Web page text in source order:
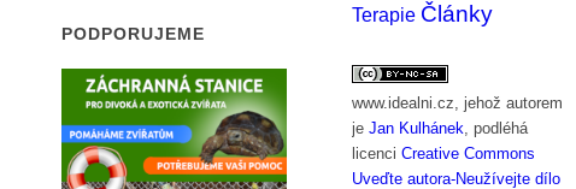
PODPORUJEME
Terapie Články
www.idealni.cz, jehož autorem
jeJan Kulhánek, podléhá
licenciCreative Commons
Uveďte autora-Neužívejte dílo